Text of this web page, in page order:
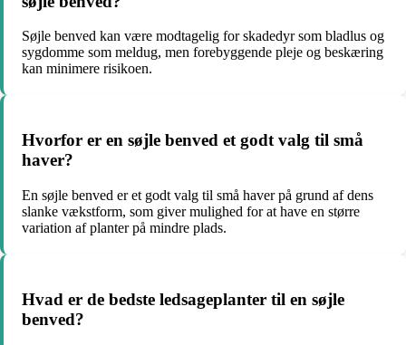
Søjle benved kan være modtagelig for skadedyr som bladlus og
sygdomme som meldug, men forebyggende pleje og beskæring
kan minimere risikoen.
Hvorfor er en søjle benved et godt valg til små
haver?
En søjle benved er et godt valg til små haver på grund af dens
slanke vækstform, som giver mulighed for at have en større
variation af planter på mindre plads.
Hvad er de bedste ledsageplanter til en søjle
benved?